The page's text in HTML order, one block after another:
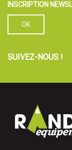
INSCRIPTION
SUIVEZ-NOUS !